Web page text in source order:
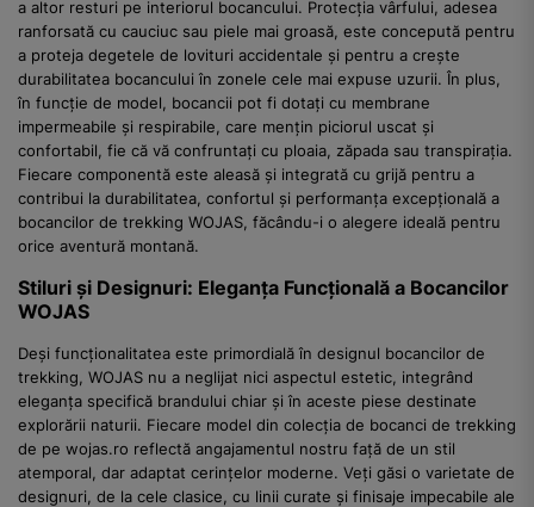
a altor resturi pe interiorul bocancului. Protecția vârfului, adesea
ranforsată cu cauciuc sau piele mai groasă, este concepută pentru
a proteja degetele de lovituri accidentale și pentru a crește
durabilitatea bocancului în zonele cele mai expuse uzurii. În plus,
în funcție de model, bocancii pot fi dotați cu membrane
impermeabile și respirabile, care mențin piciorul uscat și
confortabil, fie că vă confruntați cu ploaia, zăpada sau transpirația.
Fiecare componentă este aleasă și integrată cu grijă pentru a
contribui la durabilitatea, confortul și performanța excepțională a
bocancilor de trekking WOJAS, făcându-i o alegere ideală pentru
orice aventură montană.
Stiluri și Designuri: Eleganța Funcțională a Bocancilor
WOJAS
Deși funcționalitatea este primordială în designul bocancilor de
trekking, WOJAS nu a neglijat nici aspectul estetic, integrând
eleganța specifică brandului chiar și în aceste piese destinate
explorării naturii. Fiecare model din colecția de bocanci de trekking
de pe wojas.ro reflectă angajamentul nostru față de un stil
atemporal, dar adaptat cerințelor moderne. Veți găsi o varietate de
designuri, de la cele clasice, cu linii curate și finisaje impecabile ale